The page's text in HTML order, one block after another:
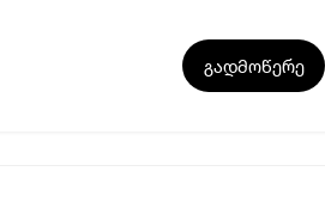
გადმოწერე